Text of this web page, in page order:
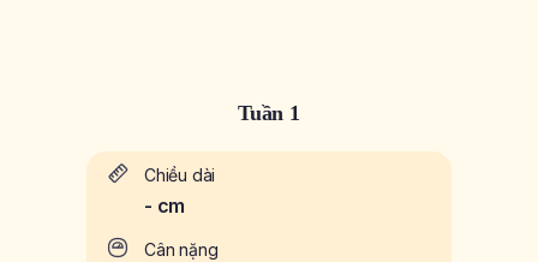
Tuần 1
Chiều dài
- cm
Cân nặng